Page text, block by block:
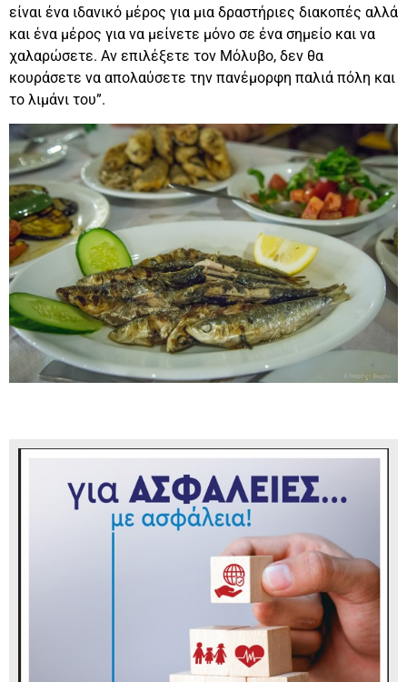
είναι ένα ιδανικό μέρος για μια δραστήριες διακοπές αλλά
και ένα μέρος για να μείνετε μόνο σε ένα σημείο και να
χαλαρώσετε. Αν επιλέξετε τον Μόλυβο, δεν θα
κουράσετε να απολαύσετε την πανέμορφη παλιά πόλη και
το λιμάνι του”.